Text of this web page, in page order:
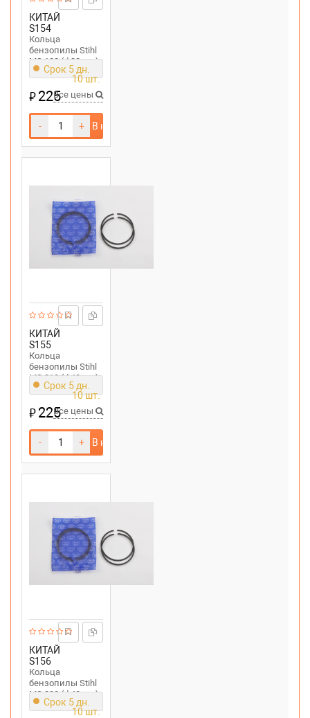
КИТАЙ
S154
Кольца
бензопилы Stihl
MS 180 (d 38mm)
Срок 5 дн.
10 шт.
₽225Все цены
- + В корзину
КИТАЙ
S155
Кольца
бензопилы Stihl
MS 210 (d 40mm)
Срок 5 дн.
10 шт.
₽225Все цены
- + В корзину
КИТАЙ
S156
Кольца
бензопилы Stihl
MS 230 (d 40mm)
Срок 5 дн.
10 шт.